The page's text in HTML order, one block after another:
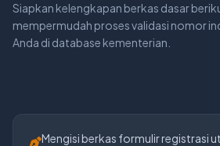
Siapkan kelengkapan berkas dasar
mempermudah proses validasi nomor
Anda di database kementerian.
Mengisi berkas formulir registrasi